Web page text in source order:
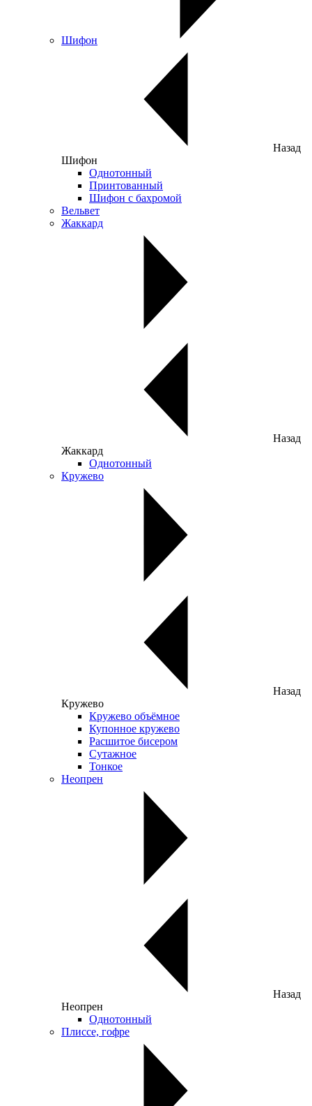
Шифон
Назад
Шифон
Однотонный
Принтованный
Шифон с бахромой
Вельвет
Жаккард
Назад
Жаккард
Однотонный
Кружево
Назад
Кружево
Кружево объёмное
Купонное кружево
Расшитое бисером
Сутажное
Тонкое
Неопрен
Назад
Неопрен
Однотонный
Плиссе, гофре